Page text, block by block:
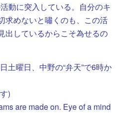
動に突入している。自分のキ
求めないと嘯くのも、この活
出しているからこそ為せるの
土曜日、中野の“弁天”で6時か
)
are made on. Eye of a mind